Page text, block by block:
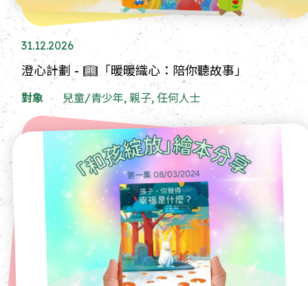
31.12.2026
澄心計劃 - 📖「暖暖織心：陪你聽故事」
對象 兒童/青少年, 親子, 任何人士